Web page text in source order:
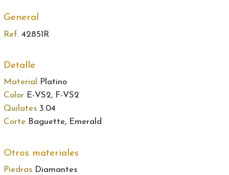
General
Ref.42851R
Detalle
Material Platino
ColorE-VS2, F-VS2
Quilates3.04
CorteBaguette, Emerald
Otros materiales
PiedrasDiamantes